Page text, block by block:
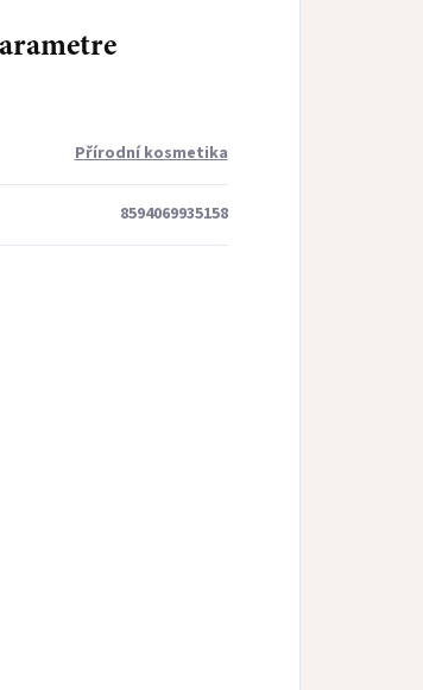
Přírodní kosmetika
8594069935158